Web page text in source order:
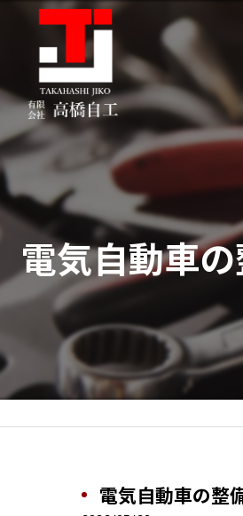
電気自動車
電気自動車の整